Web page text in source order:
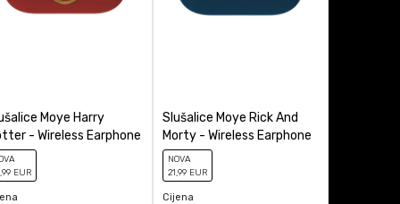
Moye Harry
- Wireless Earphone
,99 EUR
Slušalice Moye Rick And
Morty - Wireless Earphone
NOVA
21,99 EUR
Cijena